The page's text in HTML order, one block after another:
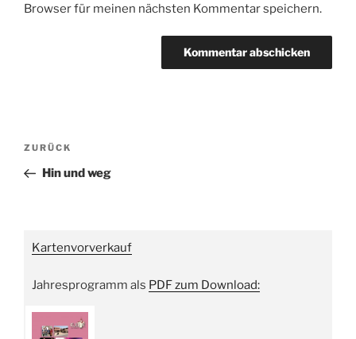
Browser für meinen nächsten Kommentar speichern.
Beitragsnavigation
Vorheriger
Beitrag
ZURÜCK
Hin und weg
Kartenvorverkauf
Jahresprogramm als PDF zum Download: